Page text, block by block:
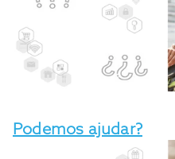
Podemos ajudar?